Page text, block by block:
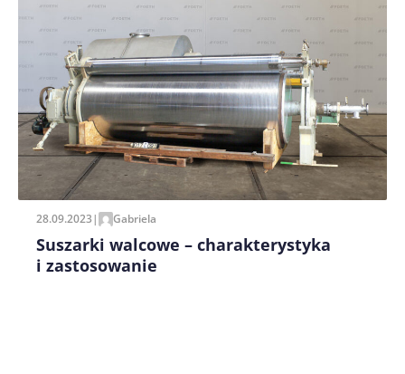
Zapamiętaj moje dane w tej przeglądarce podczas
pisania kolejnych komentarzy.
28.09.2023| Gabriela
Suszarki walcowe – charakterystyka
i zastosowanie